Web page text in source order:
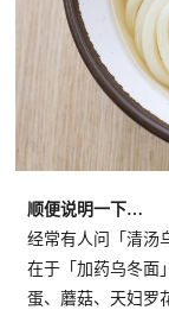
顺便说明一下…
经常有人问「清汤
在于「加药乌冬面
蛋、蘑菇、天妇罗